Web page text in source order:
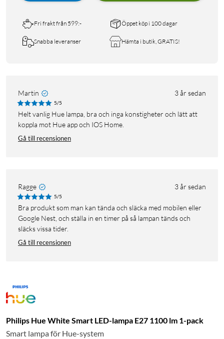
Fri frakt från 599:- Öppet köp i 100 dagar
Snabba leveranser Hämta i butik, GRATIS!
Martin 3 år sedan
5/5
Helt vanlig Hue lampa, bra och inga konstigheter och lätt att
koppla mot Hue app och IOS Home.
Gå till recensionen
Ragge 3 år sedan
5/5
Bra produkt som man kan tända och släcka med mobilen eller
Google Nest, och ställa in en timer på så lampan tänds och
släcks vissa tider.
Gå till recensionen
Philips Hue White Smart LED-lampa E27 1100 lm 1-pack
Smart lampa för Hue-system